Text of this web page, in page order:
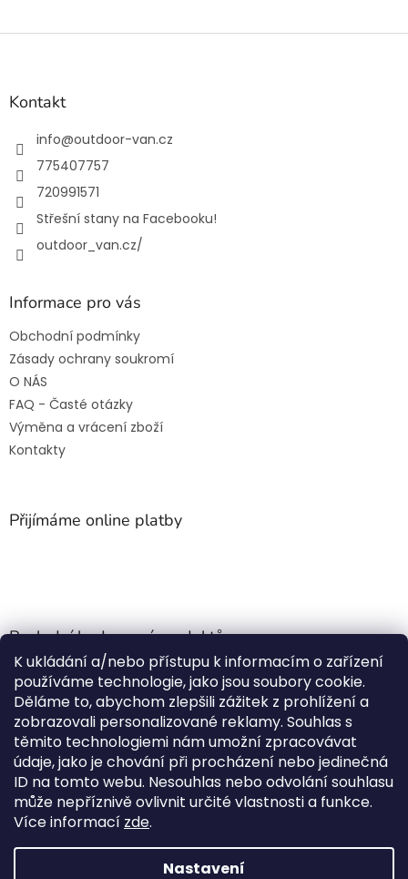
K ukládání a/nebo přístupu k informacím o zařízení
používáme technologie, jako jsou soubory cookie.
Děláme to, abychom zlepšili zážitek z prohlížení a
zobrazovali personalizované reklamy. Souhlas s
těmito technologiemi nám umožní zpracovávat
údaje, jako je chování při procházení nebo jedinečná
ID na tomto webu. Nesouhlas nebo odvolání souhlasu
může nepříznivě ovlivnit určité vlastnosti a funkce.
Více informací zde.
Nastavení
Z
Kontakt
info@outdoor-van.cz
775407757
720991571
Střešní stany na Facebooku!
outdoor_van.cz/
Informace pro vás
Obchodní podmínky
Zásady ochrany soukromí
O NÁS
FAQ - Časté otázky
Výměna a vrácení zboží
Kontakty
Přijímáme online platby
Poslední hodnocení produktů
Jehla do nádrže k nezávislému topení
Hodnocení produktu je 5 z 5 hvězdiček.
| Martin Nevrlý
ano
Kempingové skládací křeslo Front Runner Expander Chair
Hodnocení produktu je 5 z 5 hvězdiček.
|
Vytvořil Shoptet